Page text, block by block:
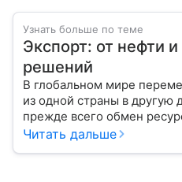
Узнать больше по теме
Экспорт: от нефти
решений
В глобальном мире
из одной страны в другую
прежде всего обмен
культурой. В статье
Читать дальше